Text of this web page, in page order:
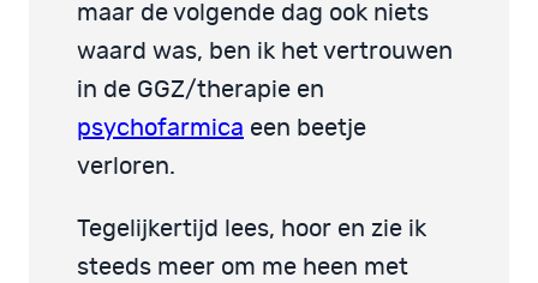
maar de volgende dag ook niets
waard was, ben ik het vertrouwen
in de GGZ/therapie en
psychofarmica een beetje
verloren.
Tegelijkertijd lees, hoor en zie ik
steeds meer om me heen met